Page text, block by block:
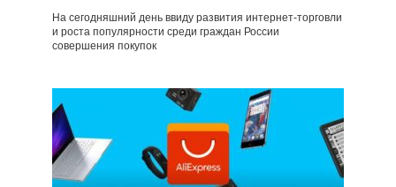
На сегодняшний день ввиду развития интернет-торговли
и роста популярности среди граждан России
совершения покупок